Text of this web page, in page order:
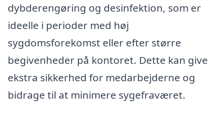
dybderengøring og desinfektion, som er
ideelle i perioder med høj
sygdomsforekomst eller efter større
begivenheder på kontoret. Dette kan give
ekstra sikkerhed for medarbejderne og
bidrage til at minimere sygefraværet.